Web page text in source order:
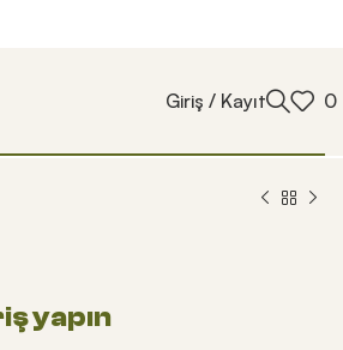
Giriş / Kayıt 0